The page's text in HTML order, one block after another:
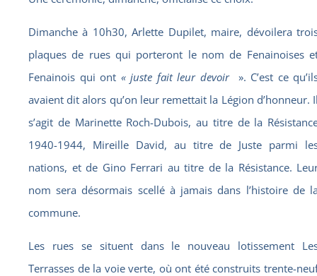
Dimanche à 10h30, Arlette Dupilet, maire, dévoilera
plaques de rues qui porteront le nom de Fenainoises
Fenainois qui ont « juste fait leur devoir». C’est ce
avaient dit alors qu’on leur remettait la Légion d’honneur.
s’agit de Marinette Roch-Dubois, au titre de la
1940-1944, Mireille David, au titre de Juste parmi
nations, et de Gino Ferrari au titre de la Résistance.
nom sera désormais scellé à jamais dans l’histoire de
commune.
Les rues se situent dans le nouveau lotissement
Terrasses de la voie verte, où ont été construits trente-